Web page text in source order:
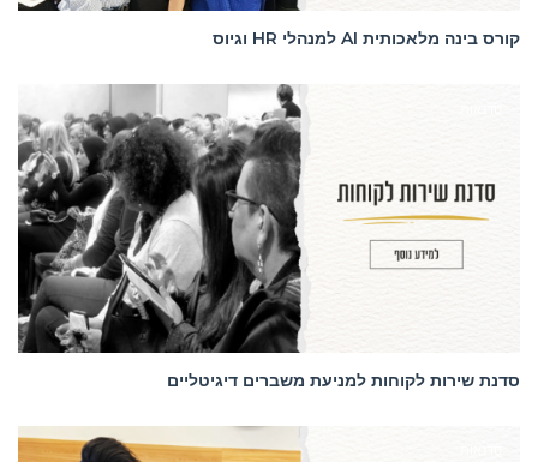
קורס בינה מלאכותית AI למנהלי HR וגיוס
סדנת שירות לקוחות למניעת משברים דיגיטליים